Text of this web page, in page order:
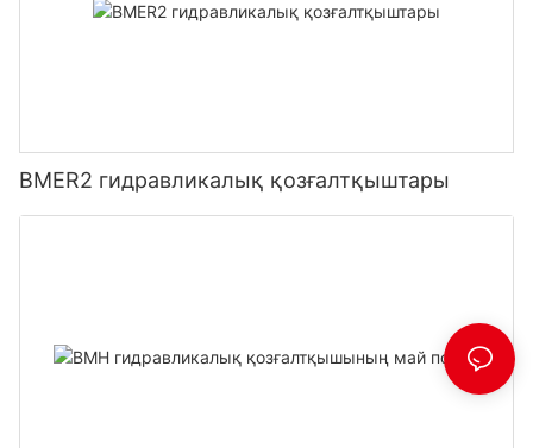
BMER2 гидравликалық қозғалтқыштары